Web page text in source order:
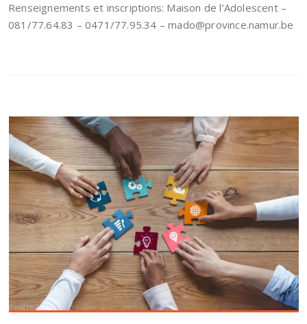
Renseignements et inscriptions: Maison de l’Adolescent –
081/77.64.83 – 0471/77.95.34 – mado@province.namur.be